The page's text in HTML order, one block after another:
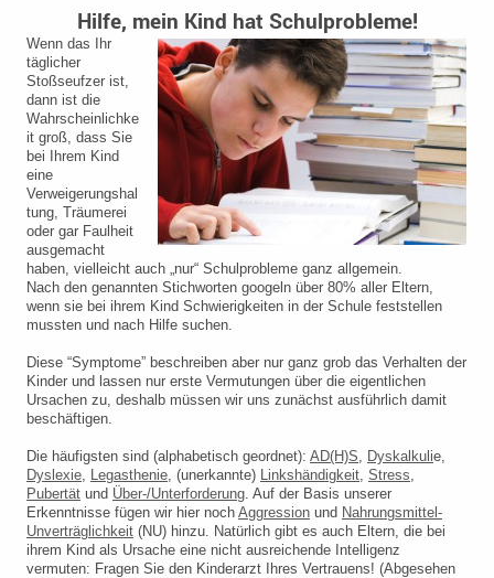
Hilfe, mein Kind hat Schulprobleme!
Wenn das Ihr
täglicher
Stoßseufzer ist,
dann ist die
Wahrscheinlichke
it groß, dass Sie
bei Ihrem Kind
eine
Verweigerungshal
tung, Träumerei
oder gar Faulheit
ausgemacht
haben, vielleicht auch „nur“ Schulprobleme ganz allgemein.
Nach den genannten Stichworten googeln über 80% aller Eltern,
wenn sie bei ihrem Kind Schwierigkeiten in der Schule feststellen
mussten und nach Hilfe suchen.
Diese “Symptome” beschreiben aber nur ganz grob das Verhalten der
Kinder und lassen nur erste Vermutungen über die eigentlichen
Ursachen zu, deshalb müssen wir uns zunächst ausführlich damit
beschäftigen.
Die häufigsten sind (alphabetisch geordnet): AD(H)S, Dyskalkulie,
Dyslexie, Legasthenie, (unerkannte) Linkshändigkeit, Stress,
Pubertät und Über-/Unterforderung. Auf der Basis unserer
Erkenntnisse fügen wir hier noch Aggression und Nahrungsmittel-
Unverträglichkeit (NU) hinzu. Natürlich gibt es auch Eltern, die bei
ihrem Kind als Ursache eine nicht ausreichende Intelligenz
vermuten: Fragen Sie den Kinderarzt Ihres Vertrauens! (Abgesehen